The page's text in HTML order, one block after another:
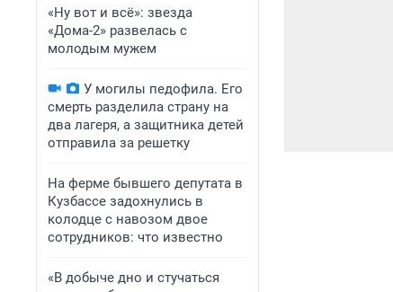
«Ну вот и всё»: звезда
«Дома-2» развелась с
молодым мужем
У могилы педофила. Его
смерть разделила страну на
два лагеря, а защитника детей
отправила за решетку
На ферме бывшего депутата в
Кузбассе задохнулись в
колодце с навозом двое
сотрудников: что известно
«В добыче дно и стучаться